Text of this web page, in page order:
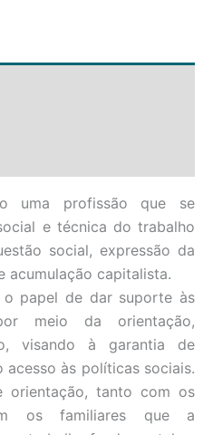
uma profissão que se
e técnica do trabalho
social, expressão da
acumulação capitalista.
papel de dar suporte às
meio da orientação,
visando à garantia de
às políticas sociais.
tanto com os
os familiares que a